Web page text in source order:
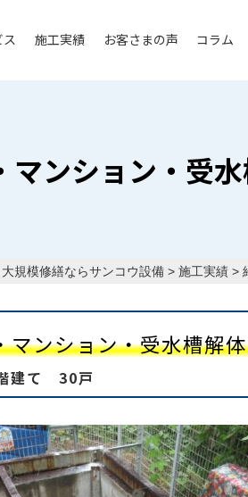
施工実績 お客さまの声 コラム
マンション・受
規模修繕ならサンコウ設備 > 施工実績 >
マンション・受水槽解
建て 30戸